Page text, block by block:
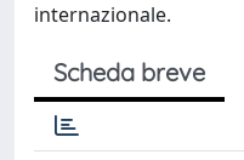
internazionale.
Scheda breve